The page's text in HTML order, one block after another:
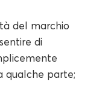
del marchio
di
qualche parte;